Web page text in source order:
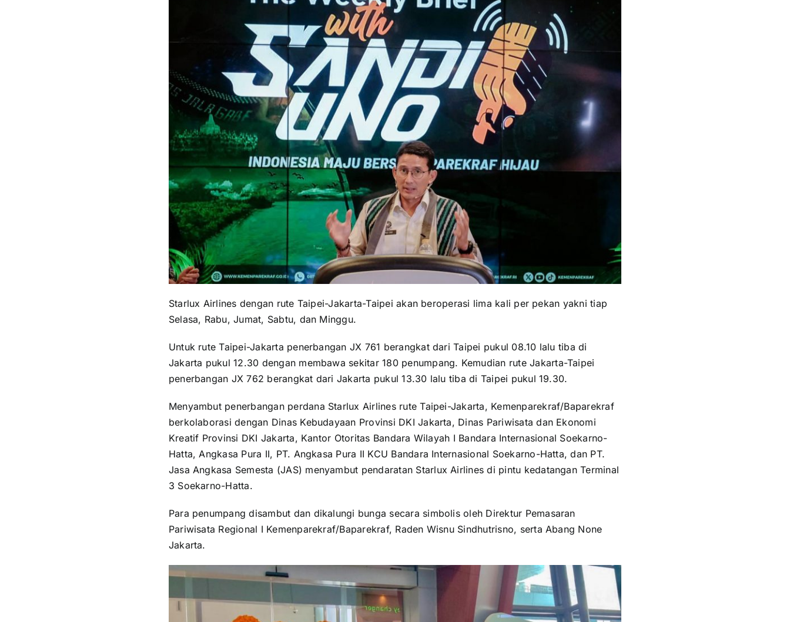
Starlux Airlines dengan rute Taipei-Jakarta-Taipei akan beroperasi lima kali per pekan yakni tiap
Selasa, Rabu, Jumat, Sabtu, dan Minggu.
Untuk rute Taipei-Jakarta penerbangan JX 761 berangkat dari Taipei pukul 08.10 lalu tiba di
Jakarta pukul 12.30 dengan membawa sekitar 180 penumpang. Kemudian rute Jakarta-Taipei
penerbangan JX 762 berangkat dari Jakarta pukul 13.30 lalu tiba di Taipei pukul 19.30.
Menyambut penerbangan perdana Starlux Airlines rute Taipei-Jakarta, Kemenparekraf/Baparekraf
berkolaborasi dengan Dinas Kebudayaan Provinsi DKI Jakarta, Dinas Pariwisata dan Ekonomi
Kreatif Provinsi DKI Jakarta, Kantor Otoritas Bandara Wilayah I Bandara Internasional Soekarno-
Hatta, Angkasa Pura II, PT. Angkasa Pura II KCU Bandara Internasional Soekarno-Hatta, dan PT.
Jasa Angkasa Semesta (JAS) menyambut pendaratan Starlux Airlines di pintu kedatangan Terminal
3 Soekarno-Hatta.
Para penumpang disambut dan dikalungi bunga secara simbolis oleh Direktur Pemasaran
Pariwisata Regional I Kemenparekraf/Baparekraf, Raden Wisnu Sindhutrisno, serta Abang None
Jakarta.